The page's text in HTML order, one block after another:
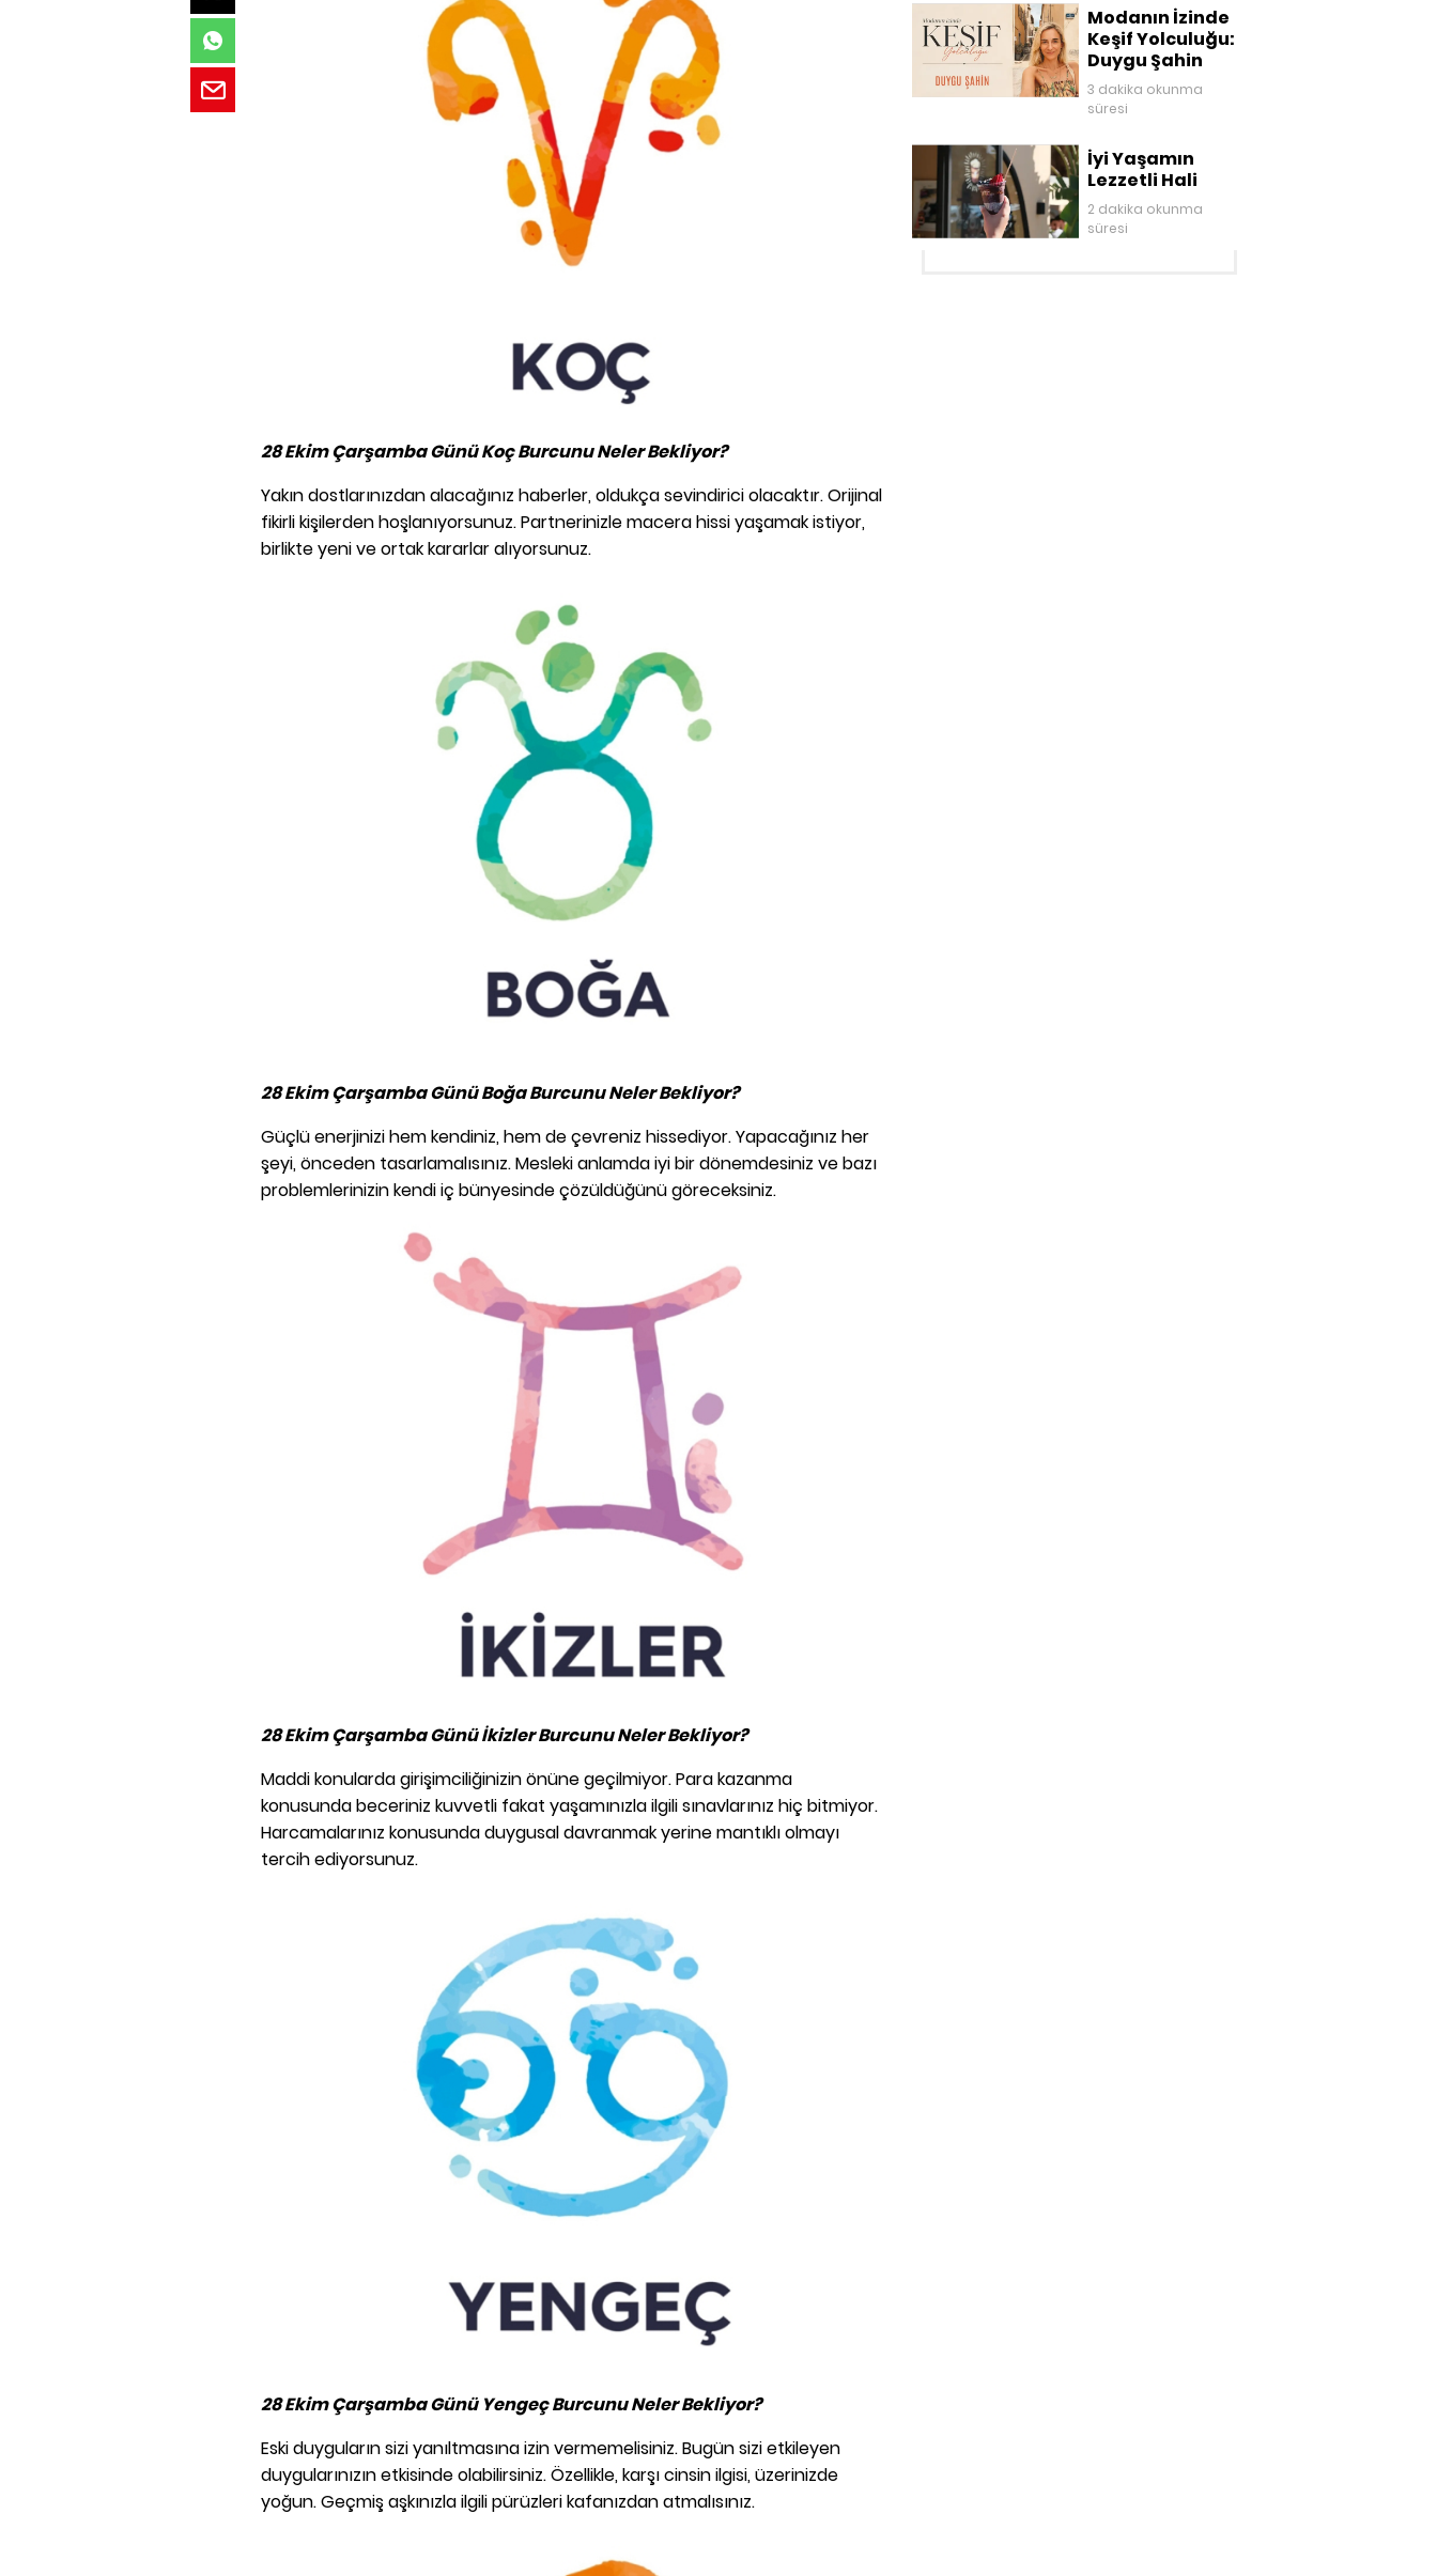
28 Ekim Çarşamba Günü Koç Burcunu Neler Bekliyor?
Yakın dostlarınızdan alacağınız haberler, oldukça sevindirici olacaktır. Orijinal
fikirli kişilerden hoşlanıyorsunuz. Partnerinizle macera hissi yaşamak istiyor,
birlikte yeni ve ortak kararlar alıyorsunuz.
28 Ekim Çarşamba Günü Boğa Burcunu Neler Bekliyor?
Güçlü enerjinizi hem kendiniz, hem de çevreniz hissediyor. Yapacağınız her
şeyi, önceden tasarlamalısınız. Mesleki anlamda iyi bir dönemdesiniz ve bazı
problemlerinizin kendi iç bünyesinde çözüldüğünü göreceksiniz.
28 Ekim Çarşamba Günü İkizler Burcunu Neler Bekliyor?
Maddi konularda girişimciliğinizin önüne geçilmiyor. Para kazanma
konusunda beceriniz kuvvetli fakat yaşamınızla ilgili sınavlarınız hiç bitmiyor.
Harcamalarınız konusunda duygusal davranmak yerine mantıklı olmayı
tercih ediyorsunuz.
28 Ekim Çarşamba Günü Yengeç Burcunu Neler Bekliyor?
Eski duyguların sizi yanıltmasına izin vermemelisiniz. Bugün sizi etkileyen
duygularınızın etkisinde olabilirsiniz. Özellikle, karşı cinsin ilgisi, üzerinizde
yoğun. Geçmiş aşkınızla ilgili pürüzleri kafanızdan atmalısınız.
Modanın İzinde
Keşif Yolculuğu:
Duygu Şahin
3 dakika okunma
süresi
İyi Yaşamın
Lezzetli Hali
2 dakika okunma
süresi